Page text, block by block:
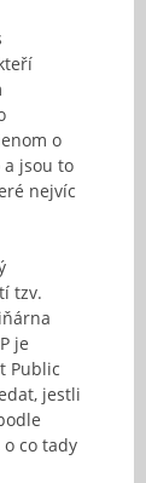
o
jsou to
nejvíc
tzv.
je
Public
jestli
co tady